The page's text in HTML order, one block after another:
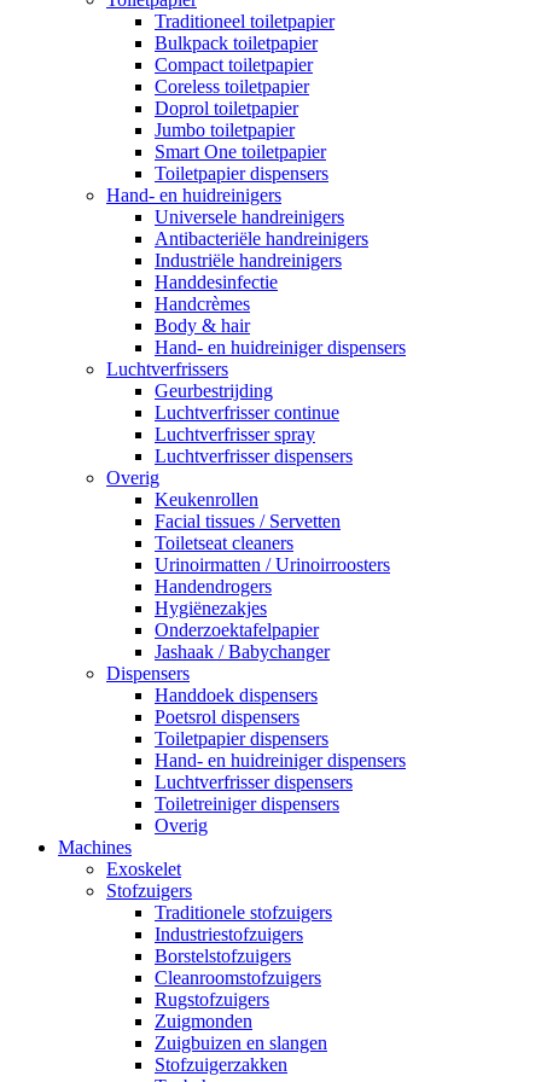
Traditioneel toiletpapier
Bulkpack toiletpapier
Compact toiletpapier
Coreless toiletpapier
Doprol toiletpapier
Jumbo toiletpapier
Smart One toiletpapier
Toiletpapier dispensers
Hand- en huidreinigers
Universele handreinigers
Antibacteriële handreinigers
Industriële handreinigers
Handdesinfectie
Handcrèmes
Body & hair
Hand- en huidreiniger dispensers
Luchtverfrissers
Geurbestrijding
Luchtverfrisser continue
Luchtverfrisser spray
Luchtverfrisser dispensers
Overig
Keukenrollen
Facial tissues / Servetten
Toiletseat cleaners
Urinoirmatten / Urinoirroosters
Handendrogers
Hygiënezakjes
Onderzoektafelpapier
Jashaak / Babychanger
Dispensers
Handdoek dispensers
Poetsrol dispensers
Toiletpapier dispensers
Hand- en huidreiniger dispensers
Luchtverfrisser dispensers
Toiletreiniger dispensers
Overig
Machines
Exoskelet
Stofzuigers
Traditionele stofzuigers
Industriestofzuigers
Borstelstofzuigers
Cleanroomstofzuigers
Rugstofzuigers
Zuigmonden
Zuigbuizen en slangen
Stofzuigerzakken